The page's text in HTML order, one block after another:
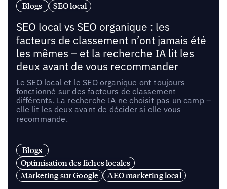
Blogs SEO local
SEO local vs SEO organique : les
facteurs de classement n’ont jamais été
les mêmes – et la recherche IA lit les
deux avant de vous recommander
Le SEO local et le SEO organique ont toujours
fonctionné sur des facteurs de classement
différents. La recherche IA ne choisit pas un camp –
elle lit les deux avant de décider si elle vous
recommande.
Blogs
Optimisation des fiches locales
Marketing sur Google
AEO marketing local